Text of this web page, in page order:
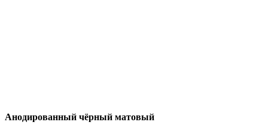
Анодированный чёрный матовый